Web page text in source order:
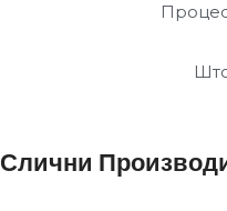
Слични